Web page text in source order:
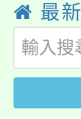
局
8
開!
田
桃
視大
最